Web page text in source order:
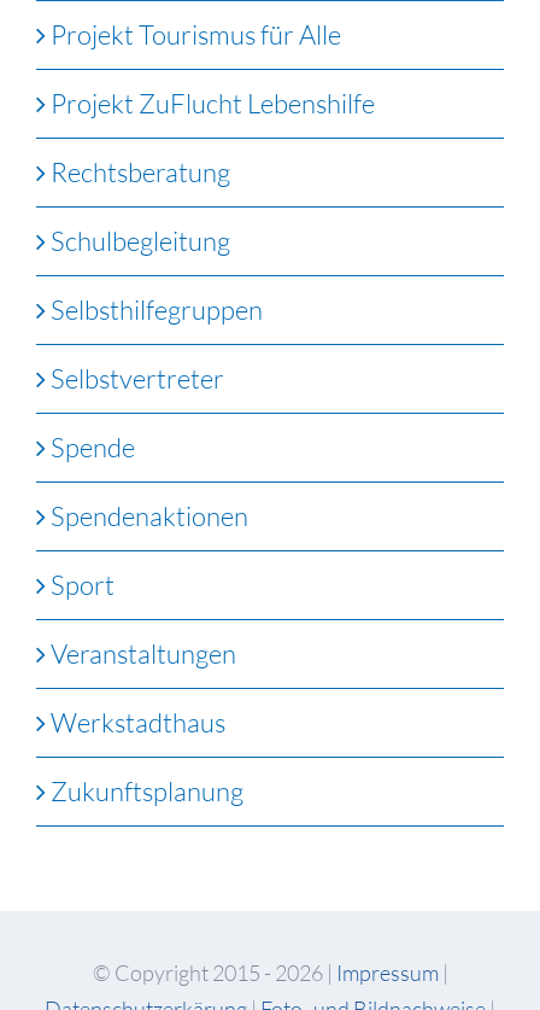
Projekt Tourismus für Alle
Projekt ZuFlucht Lebenshilfe
Rechtsberatung
Schulbegleitung
Selbsthilfegruppen
Selbstvertreter
Spende
Spendenaktionen
Sport
Veranstaltungen
Werkstadthaus
Zukunftsplanung
© Copyright 2015 - 2026 | Impressum |